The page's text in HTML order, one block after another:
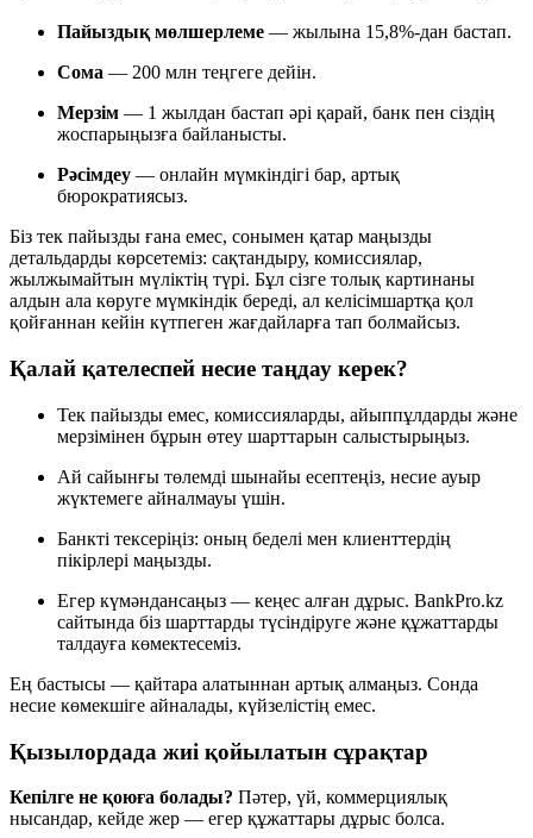
Пайыздық мөлшерлеме — жылына 15,8%-дан бастап.
Сома — 200 млн теңгеге дейін.
Мерзім — 1 жылдан бастап әрі қарай, банк пен сіздің
жоспарыңызға байланысты.
Рәсімдеу — онлайн мүмкіндігі бар, артық
бюрократиясыз.
Біз тек пайызды ғана емес, сонымен қатар маңызды
детальдарды көрсетеміз: сақтандыру, комиссиялар,
жылжымайтын мүліктің түрі. Бұл сізге толық картинаны
алдын ала көруге мүмкіндік береді, ал келісімшартқа қол
қойғаннан кейін күтпеген жағдайларға тап болмайсыз.
Қалай қателеспей несие таңдау керек?
Тек пайызды емес, комиссияларды, айыппұлдарды және
мерзімінен бұрын өтеу шарттарын салыстырыңыз.
Ай сайынғы төлемді шынайы есептеңіз, несие ауыр
жүктемеге айналмауы үшін.
Банкті тексеріңіз: оның беделі мен клиенттердің
пікірлері маңызды.
Егер күмәндансаңыз — кеңес алған дұрыс. BankPro.kz
сайтында біз шарттарды түсіндіруге және құжаттарды
талдауға көмектесеміз.
Ең бастысы — қайтара алатыннан артық алмаңыз. Сонда
несие көмекшіге айналады, күйзелістің емес.
Қызылордада жиі қойылатын сұрақтар
Кепілге не қоюға болады? Пәтер, үй, коммерциялық
нысандар, кейде жер — егер құжаттары дұрыс болса.